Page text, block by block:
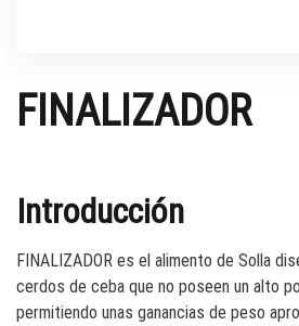
FINALIZADOR
Introducción
FINALIZADOR es el alimento de Solla
cerdos de ceba que no poseen un alto
permitiendo unas ganancias de peso